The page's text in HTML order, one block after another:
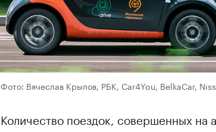
Фото: Вячеслав Крылов, РБК, Car4You, BelkaCar,
Количество поездок, совершенных на